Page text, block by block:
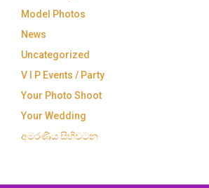
Model Photos
News
Uncategorized
V I P Events / Party
Your Photo Shoot
Your Wedding
අමරණිය සිහිවටන